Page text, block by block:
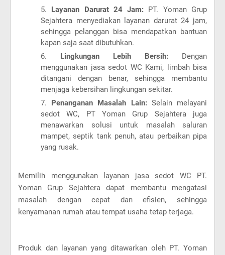
Layanan Darurat 24 Jam: PT. Yoman Grup
Sejahtera menyediakan layanan darurat 24 jam,
sehingga pelanggan bisa mendapatkan bantuan
kapan saja saat dibutuhkan.
Lingkungan Lebih Bersih: Dengan
menggunakan jasa sedot WC Kami, limbah bisa
ditangani dengan benar, sehingga membantu
menjaga kebersihan lingkungan sekitar.
Penanganan Masalah Lain:Selain melayani
sedot WC, PT Yoman Grup Sejahtera juga
menawarkan solusi untuk masalah saluran
mampet, septik tank penuh, atau perbaikan pipa
yang rusak.
Memilih menggunakan layanan jasa sedot WC PT.
Yoman Grup Sejahtera dapat membantu mengatasi
masalah dengan cepat dan efisien, sehingga
kenyamanan rumah atau tempat usaha tetap terjaga.
Produk dan layanan yang ditawarkan oleh PT. Yoman